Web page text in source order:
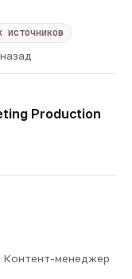
источников
Production
менеджер